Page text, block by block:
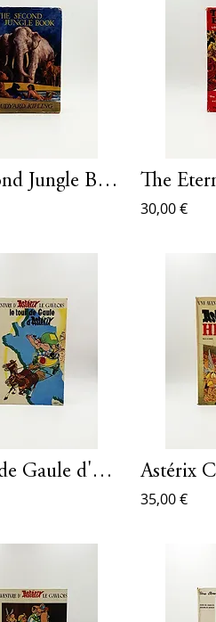
The Second Jungle Book The
30,00 €
Le Tour de Gaule d'Asterix
35,00 €